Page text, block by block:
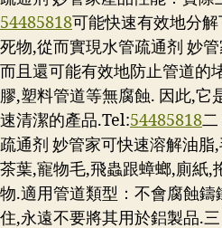
54485818可能快速有效地分
死物,從而實現水管疏通剂 妙
而且還可能有效地防止管道的
膠,塑料管道等無腐蝕. 因此,它
速清潔的產品.Tel:54485818二
疏通剂 妙管家可快速溶解油
茶葉,寵物毛,飛蟲跟蟑螂,廁紙,
物.適用管道類型：不會腐蝕
住,永遠不要將其用於鋁製品.